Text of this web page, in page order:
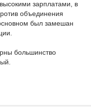
зарплатами, в
объединения
был замешан
большинство